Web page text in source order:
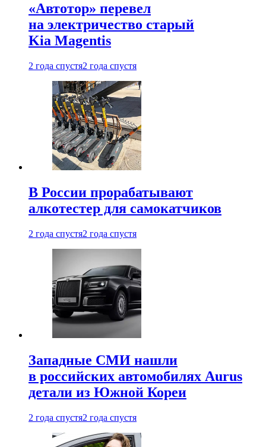
«Автотор» перевел
на электричество старый
Kia Magentis
2 года спустя2 года спустя
В России прорабатывают
алкотестер для самокатчиков
2 года спустя2 года спустя
Западные СМИ нашли
в российских автомобилях Aurus
детали из Южной Кореи
2 года спустя2 года спустя